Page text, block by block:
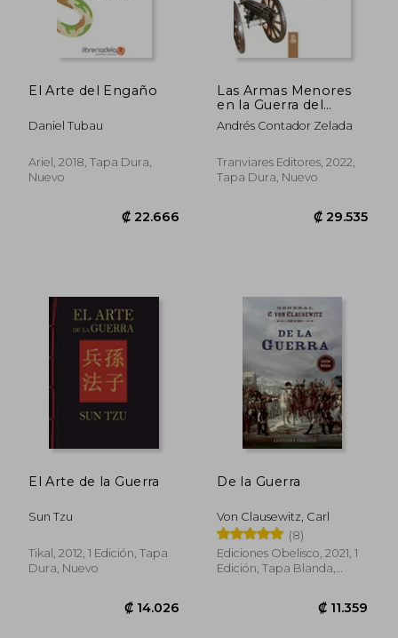
El Arte del Engaño
Daniel Tubau
Ariel, 2018, Tapa Dura,
Nuevo
Las Armas Menores
en la Guerra del
Pacífico. FULL
COLOR, Version final
Andrés Contador Zelada
Tranviares Editores, 2022,
Tapa Dura, Nuevo
El Arte de la Guerra
Sun Tzu
Tikal, 2012, 1 Edición, Tapa
Dura, Nuevo
De la Guerra
Von Clausewitz, Carl
(8)
Ediciones Obelisco, 2021, 1
Edición, Tapa Blanda,